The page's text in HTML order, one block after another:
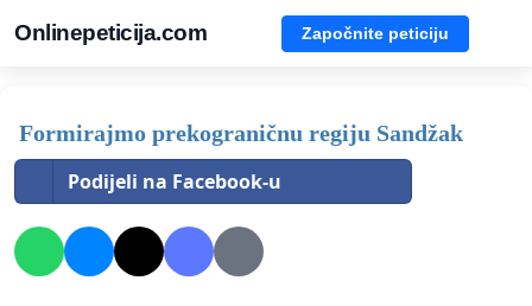
Onlinepeticija.com Započnite peticiju
Formirajmo prekograničnu regiju Sandžak
Podijeli na Facebook-u